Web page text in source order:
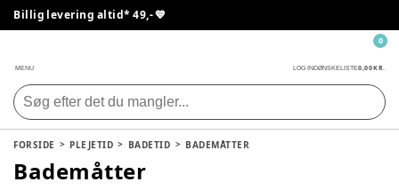
Billig levering altid* 49,- 💙
MENU LOG INDØNSKELISTE0,00 KR.
0
FORSIDE PLEJETID BADETID BADEMÅTTER
Bademåtter